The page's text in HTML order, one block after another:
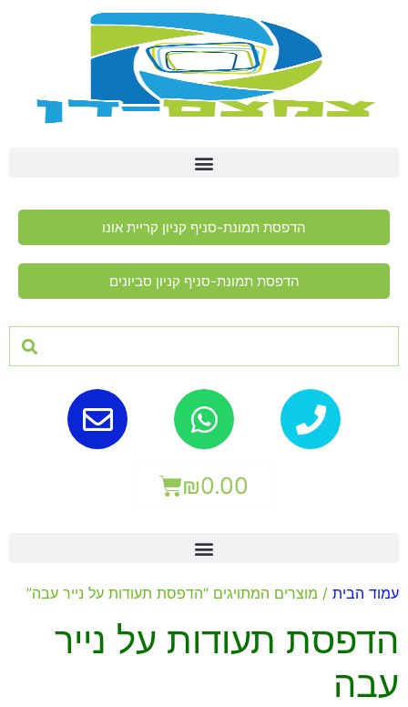
הדפסת תמונת-סניף קניון קריית אונו
הדפסת תמונת-סניף קניון סביונים
₪0.00
עמוד הבית / מוצרים המתויגים “הדפסת תעודות על נייר עבה”
הדפסת תעודות על נייר
עבה